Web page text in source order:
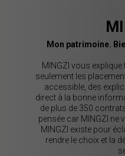
Mon patrimoine.
MINGZI vous
seulement les
accessible, des
direct à la bonne
de plus de 350
pensée car MINGZI ne
MINGZI existe pour
rendre le choix et la